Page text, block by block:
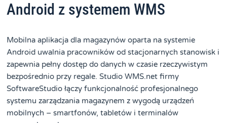
Android z systemem WMS
Mobilna aplikacja dla magazynów oparta na systemie
Android uwalnia pracowników od stacjonarnych stanowisk i
zapewnia pełny dostęp do danych w czasie rzeczywistym
bezpośrednio przy regale. Studio WMS.net firmy
SoftwareStudio łączy funkcjonalność profesjonalnego
systemu zarządzania magazynem z wygodą urządzeń
mobilnych – smartfonów, tabletów i terminalów